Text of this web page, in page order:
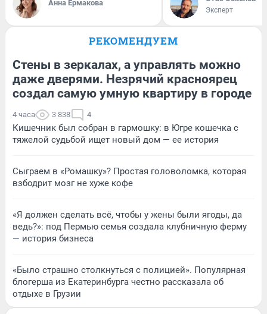
Анна Ермакова
Эксперт
РЕКОМЕНДУЕМ
Стены в зеркалах, а управлять можно
даже дверями. Незрячий красноярец
создал самую умную квартиру в городе
4 часа 3 838 4
Кишечник был собран в гармошку: в Югре кошечка с
тяжелой судьбой ищет новый дом — ее история
Сыграем в «Ромашку»? Простая головоломка, которая
взбодрит мозг не хуже кофе
«Я должен сделать всё, чтобы у жены были ягоды, да
ведь?»: под Пермью семья создала клубничную ферму
— история бизнеса
«Было страшно столкнуться с полицией». Популярная
блогерша из Екатеринбурга честно рассказала об
отдыхе в Грузии